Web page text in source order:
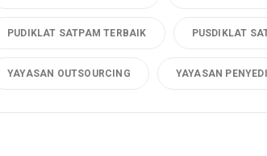
PUDIKLAT SATPAM TERBAIK PUSDIKLAT
YAYASAN OUTSOURCING YAYASAN